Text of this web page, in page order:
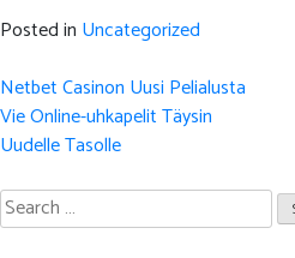
Posted in Uncategorized
Post
navigation
Netbet Casinon Uusi Pelialusta
Vie Online-uhkapelit Täysin
Uudelle Tasolle
Search
for: